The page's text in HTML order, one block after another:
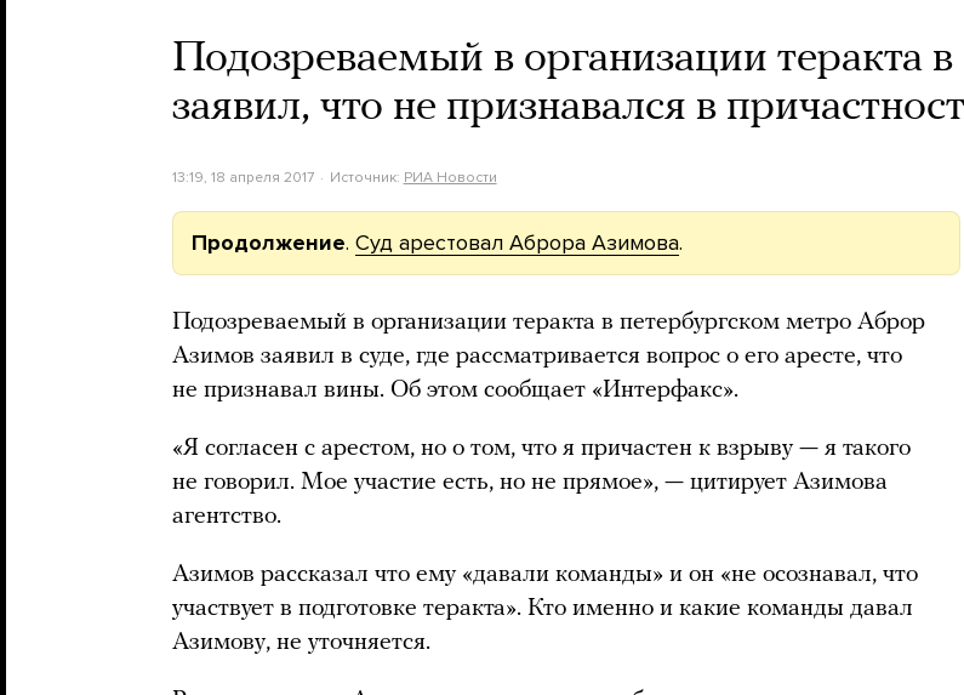
Подозреваемый в организации теракта
заявил, что не признавался в
13:19, 18 апреля 2017 Источник: РИА Новости
Продолжение. Суд арестовал Аброра Азимова.
Подозреваемый в организации теракта в петербургском метро Аброр
Азимов заявил в суде, где рассматривается вопрос о его аресте, что
не признавал вины. Об этом сообщает «Интерфакс».
«Я согласен с арестом, но о том, что я причастен к взрыву — я такого
не говорил. Мое участие есть, но не прямое», — цитирует Азимова
агентство.
Азимов рассказал что ему «давали команды» и он «не осознавал, что
участвует в подготовке теракта». Кто именно и какие команды давал
Азимову, не уточняется.